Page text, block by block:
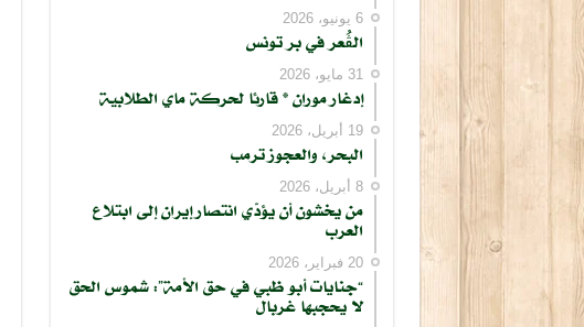
6 يونيو، 2026
الڨُعر في بر تونس
31 مايو، 2026
إدغار موران * قارئا لحركة ماي الطلابية
19 أبريل، 2026
البحر، والعجوز ترمب
8 أبريل، 2026
من يخشون أن يؤدّي انتصار إيران إلى ابتلاع
العرب
20 فبراير، 2026
“جنايات أبو ظبي في حق الأمة”: شموس الحق
لا يحجبها غربال